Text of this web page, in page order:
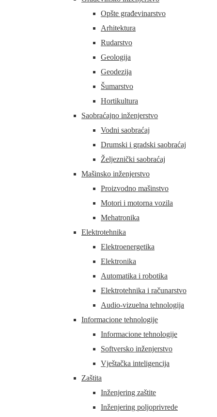
Opšte građevinarstvo
Arhitektura
Rudarstvo
Geologija
Geodezija
Šumarstvo
Hortikultura
Saobraćajno inženjerstvo
Vodni saobraćaj
Drumski i gradski saobraćaj
Željeznički saobraćaj
Mašinsko inženjerstvo
Proizvodno mašinstvo
Motori i motorna vozila
Mehatronika
Elektrotehnika
Elektroenergetika
Elektronika
Automatika i robotika
Elektrotehnika i računarstvo
Audio-vizuelna tehnologija
Informacione tehnologije
Informacione tehnologije
Softversko inženjerstvo
Vještačka inteligencija
Zaštita
Inženjering zaštite
Inženjering poljoprivrede